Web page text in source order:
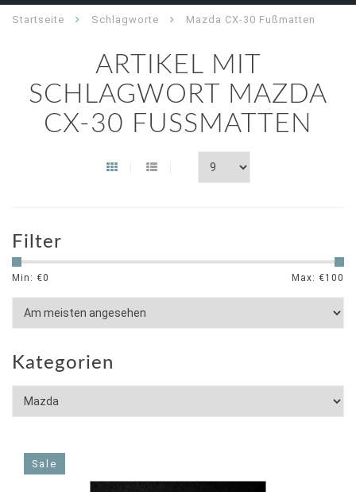
Startseite Schlagworte Mazda CX-30 Fußmatten
ARTIKEL MIT
SCHLAGWORT MAZDA
CX-30 FUSSMATTEN
Filter
Min: €0 Max: €100
Kategorien
Sale